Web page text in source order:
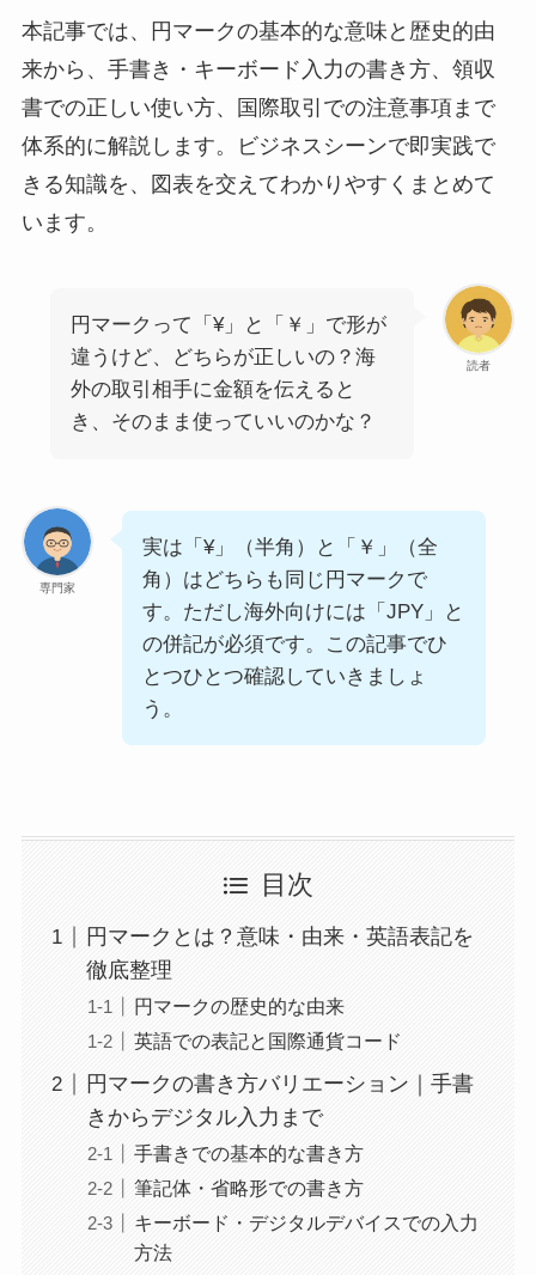
本記事では、円マークの基本的な意味と歴史的由
来から、手書き・キーボード入力の書き方、領収
書での正しい使い方、国際取引での注意事項まで
体系的に解説します。ビジネスシーンで即実践で
きる知識を、図表を交えてわかりやすくまとめて
います。
読者
円マークって「¥」と「￥」で形が
違うけど、どちらが正しいの？海
外の取引相手に金額を伝えると
き、そのまま使っていいのかな？
専門家
実は「¥」（半角）と「￥」（全
角）はどちらも同じ円マークで
す。ただし海外向けには「JPY」と
の併記が必須です。この記事でひ
とつひとつ確認していきましょ
う。
目次
円マークとは？意味・由来・英語表記を
徹底整理
円マークの歴史的な由来
英語での表記と国際通貨コード
円マークの書き方バリエーション｜手書
きからデジタル入力まで
手書きでの基本的な書き方
筆記体・省略形での書き方
キーボード・デジタルデバイスでの入力
方法